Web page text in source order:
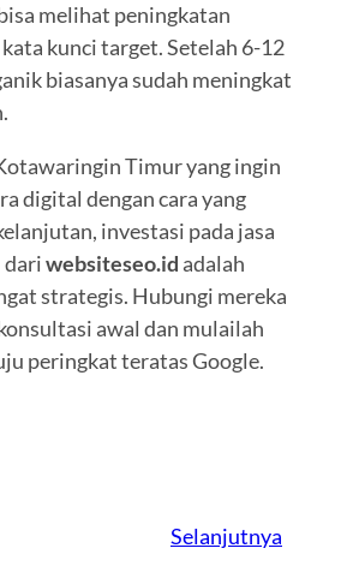
melihat peningkatan
kunci target. Setelah 6-12
biasanya sudah meningkat
Timur yang ingin
digital dengan cara yang
investasi pada jasa
dariwebsiteseo.id adalah
strategis. Hubungi mereka
awal dan mulailah
peringkat teratas Google.
Selanjutnya